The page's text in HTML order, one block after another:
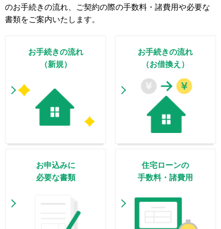
のお手続きの流れ、ご契約の際の手数料・諸費用や必要な
書類をご案内いたします。
お手続きの流れ
（新規）
お手続きの流れ
（お借換え）
お申込みに
必要な書類
住宅ローンの
手数料・諸費用